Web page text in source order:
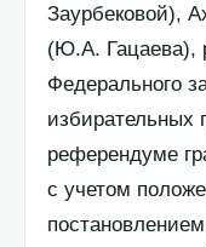
Заурбековой),
(Ю.А. Гацаева),
Федерального
избирательных
референдуме
с учетом